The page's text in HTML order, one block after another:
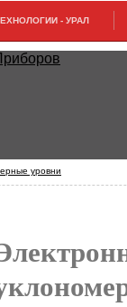
- УРАЛ
уровни